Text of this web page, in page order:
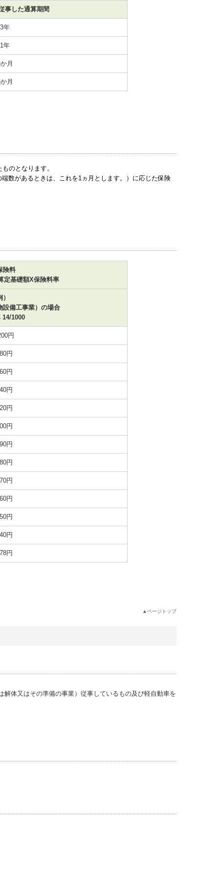
事した通算期間
3年
1年
月
月
のとなります。
数があるときは、これを1ヵ月とします。）に応じた保険
険料
定基礎額X保険料率
）
設備工事業）の場合
14/1000
円
円
円
円
円
円
円
円
円
円
円
円
円
▲ページトップ
体又はその準備の事業）従事しているもの及び軽自動車を